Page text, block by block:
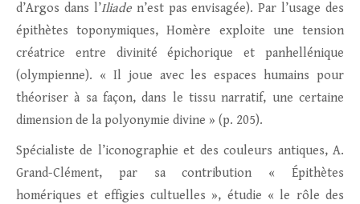
d’Argos dans l’Iliaden’est pas envisagée). Par l’usage des
épithètes toponymiques, Homère exploite une tension
créatrice entre divinité épichorique et panhellénique
(olympienne). « Il joue avec les espaces humains pour
théoriser à sa façon, dans le tissu narratif, une certaine
dimension de la polyonymie divine » (p. 205).
Spécialiste de l’iconographie et des couleurs antiques, A.
Grand-Clément, par sa contribution « Épithètes
homériques et effigies cultuelles », étudie « le rôle des